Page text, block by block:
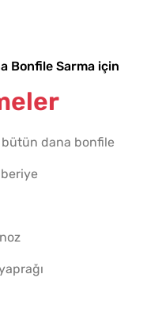
Bonfile Sarma için
bütün dana bonfile